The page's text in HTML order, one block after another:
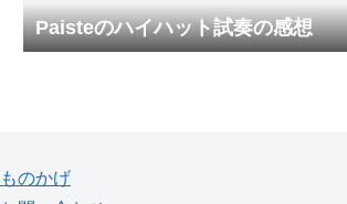
Paisteのハイハット試奏の感想
ものかげ